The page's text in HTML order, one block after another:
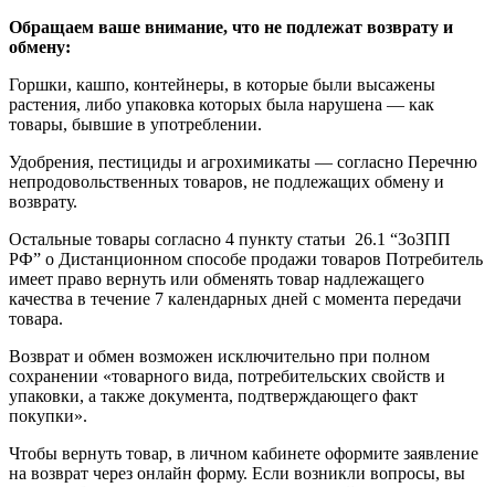
Обращаем ваше внимание, что не подлежат возврату и
обмену:
Горшки, кашпо, контейнеры, в которые были высажены
растения, либо упаковка которых была нарушена — как
товары, бывшие в употреблении.
Удобрения, пестициды и агрохимикаты — согласно Перечню
непродовольственных товаров, не подлежащих обмену и
возврату.
Остальные товары согласно 4 пункту статьи 26.1 “ЗоЗПП
РФ” о Дистанционном способе продажи товаров Потребитель
имеет право вернуть или обменять товар надлежащего
качества в течение 7 календарных дней с момента передачи
товара.
Возврат и обмен возможен исключительно при полном
сохранении «товарного вида, потребительских свойств и
упаковки, а также документа, подтверждающего факт
покупки».
Чтобы вернуть товар, в личном кабинете оформите заявление
на возврат через онлайн форму. Если возникли вопросы, вы